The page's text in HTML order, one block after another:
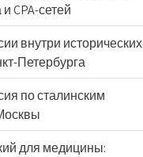
CPA-сетей
внутри исторических
Петербурга
по сталинским
для медицины: